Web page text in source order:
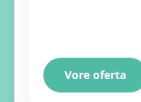
Vore oferta